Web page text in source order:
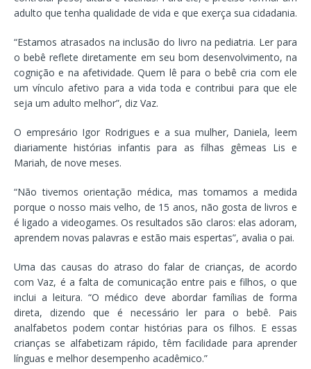
adulto que tenha qualidade de vida e que exerça sua cidadania.
“Estamos atrasados na inclusão do livro na pediatria. Ler para
o bebê reflete diretamente em seu bom desenvolvimento, na
cognição e na afetividade. Quem lê para o bebê cria com ele
um vínculo afetivo para a vida toda e contribui para que ele
seja um adulto melhor”, diz Vaz.
O empresário Igor Rodrigues e a sua mulher, Daniela, leem
diariamente histórias infantis para as filhas gêmeas Lis e
Mariah, de nove meses.
“Não tivemos orientação médica, mas tomamos a medida
porque o nosso mais velho, de 15 anos, não gosta de livros e
é ligado a videogames. Os resultados são claros: elas adoram,
aprendem novas palavras e estão mais espertas”, avalia o pai.
Uma das causas do atraso do falar de crianças, de acordo
com Vaz, é a falta de comunicação entre pais e filhos, o que
inclui a leitura. “O médico deve abordar famílias de forma
direta, dizendo que é necessário ler para o bebê. Pais
analfabetos podem contar histórias para os filhos. E essas
crianças se alfabetizam rápido, têm facilidade para aprender
línguas e melhor desempenho acadêmico.”